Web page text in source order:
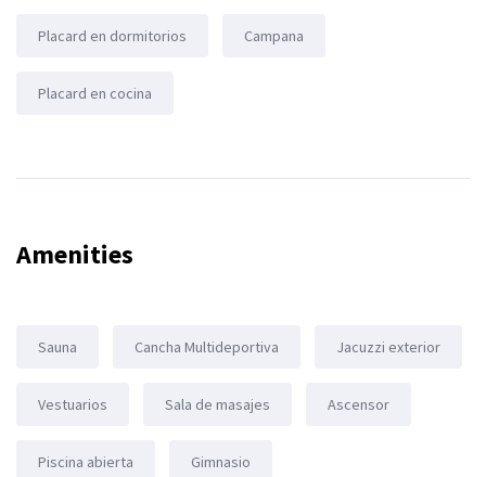
Placard en dormitorios Campana
Placard en cocina
Amenities
Sauna Cancha Multideportiva Jacuzzi exterior
Vestuarios Sala de masajes Ascensor
Piscina abierta Gimnasio